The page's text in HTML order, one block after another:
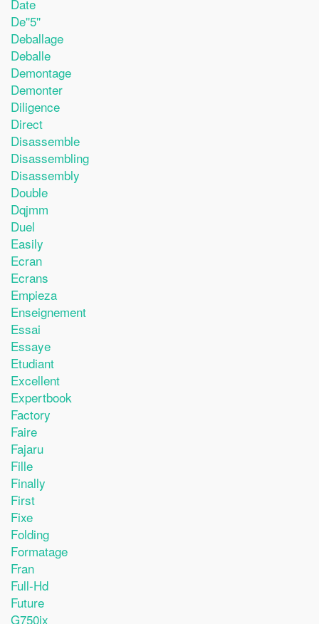
Date
De''5''
Deballage
Deballe
Demontage
Demonter
Diligence
Direct
Disassemble
Disassembling
Disassembly
Double
Dqjmm
Duel
Easily
Ecran
Ecrans
Empieza
Enseignement
Essai
Essaye
Etudiant
Excellent
Expertbook
Factory
Faire
Fajaru
Fille
Finally
First
Fixe
Folding
Formatage
Fran
Full-Hd
Future
G750jx